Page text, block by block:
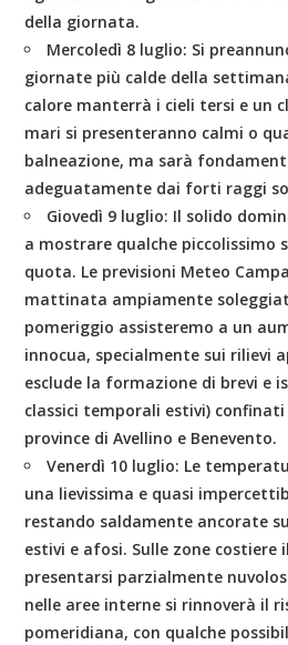
della giornata.
Mercoledì 8 luglio: Si
giornate più calde della
calore manterrà i cieli tersi e un
mari si presenteranno calmi o
balneazione, ma sarà
adeguatamente dai forti raggi
Giovedì 9 luglio: Il solido
a mostrare qualche piccolissimo
quota. Le previsioni Meteo
mattinata ampiamente
pomeriggio assisteremo a un
innocua, specialmente sui rilievi
esclude la formazione di brevi e
classici temporali estivi)
province di Avellino e Benevento.
Venerdì 10 luglio: Le
una lievissima e quasi
restando saldamente ancorate
estivi e afosi. Sulle zone costiere
presentarsi parzialmente
nelle aree interne si rinnoverà il
pomeridiana, con qualche